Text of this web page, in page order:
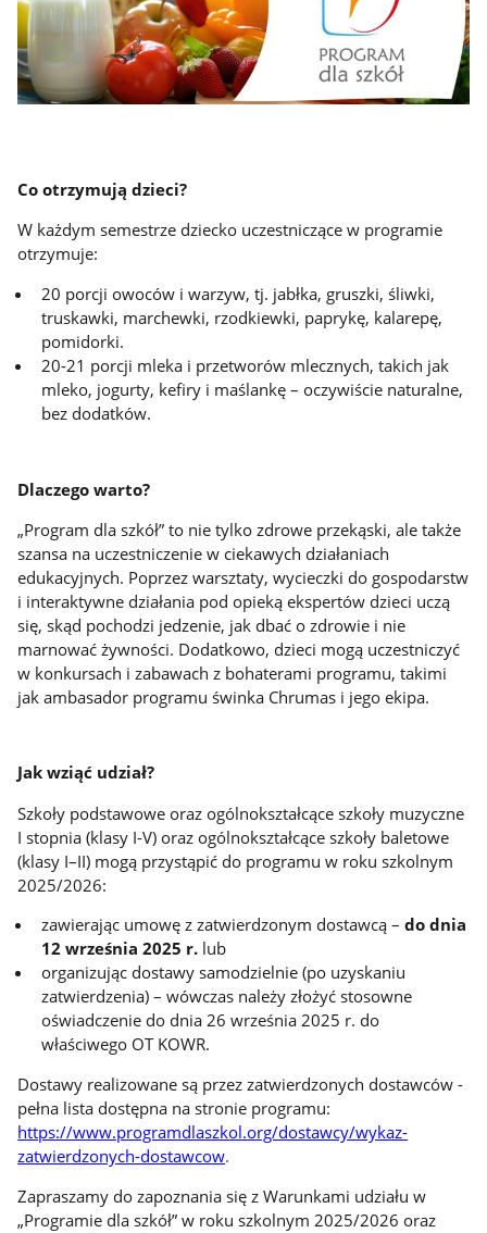
Co otrzymują dzieci?
W każdym semestrze dziecko uczestniczące w programie
otrzymuje:
20 porcji owoców i warzyw, tj. jabłka, gruszki, śliwki,
truskawki, marchewki, rzodkiewki, paprykę, kalarepę,
pomidorki.
20-21 porcji mleka i przetworów mlecznych, takich jak
mleko, jogurty, kefiry i maślankę – oczywiście naturalne,
bez dodatków.
Dlaczego warto?
„Program dla szkół” to nie tylko zdrowe przekąski, ale także
szansa na uczestniczenie w ciekawych działaniach
edukacyjnych. Poprzez warsztaty, wycieczki do gospodarstw
i interaktywne działania pod opieką ekspertów dzieci uczą
się, skąd pochodzi jedzenie, jak dbać o zdrowie i nie
marnować żywności. Dodatkowo, dzieci mogą uczestniczyć
w konkursach i zabawach z bohaterami programu, takimi
jak ambasador programu świnka Chrumas i jego ekipa.
Jak wziąć udział?
Szkoły podstawowe oraz ogólnokształcące szkoły muzyczne
I stopnia (klasy I-V) oraz ogólnokształcące szkoły baletowe
(klasy I–II) mogą przystąpić do programu w roku szkolnym
2025/2026:
zawierając umowę z zatwierdzonym dostawcą –do dnia
12 września 2025 r. lub
organizując dostawy samodzielnie (po uzyskaniu
zatwierdzenia) – wówczas należy złożyć stosowne
oświadczenie do dnia 26 września 2025 r. do
właściwego OT KOWR.
Dostawy realizowane są przez zatwierdzonych dostawców -
pełna lista dostępna na stronie programu:
https://www.programdlaszkol.org/dostawcy/wykaz-
zatwierdzonych-dostawcow.
Zapraszamy do zapoznania się z Warunkami udziału w
„Programie dla szkół” w roku szkolnym 2025/2026 oraz